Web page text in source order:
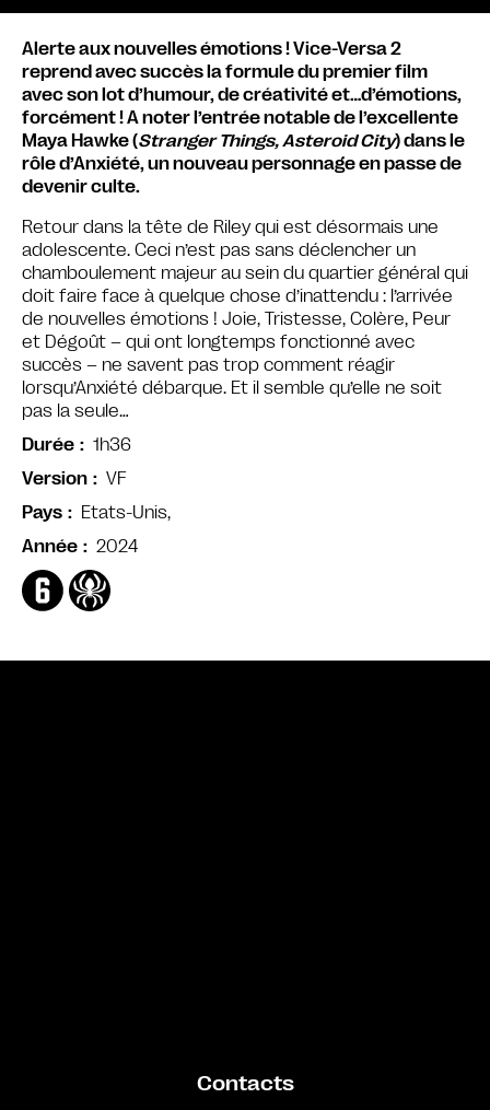
Alerte aux nouvelles émotions ! Vice-Versa 2
reprend avec succès la formule du premier film
avec son lot d’humour, de créativité et…d’émotions,
forcément ! A noter l’entrée notable de l’excellente
Maya Hawke (Stranger Things, Asteroid City) dans le
rôle d’Anxiété, un nouveau personnage en passe de
devenir culte.
Retour dans la tête de Riley qui est désormais une
adolescente. Ceci n’est pas sans déclencher un
chamboulement majeur au sein du quartier général qui
doit faire face à quelque chose d’inattendu : l’arrivée
de nouvelles émotions ! Joie, Tristesse, Colère, Peur
et Dégoût – qui ont longtemps fonctionné avec
succès – ne savent pas trop comment réagir
lorsqu’Anxiété débarque. Et il semble qu’elle ne soit
pas la seule…
Durée
1h36
Version
VF
Pays
Etats-Unis,
Année
2024
Contacts